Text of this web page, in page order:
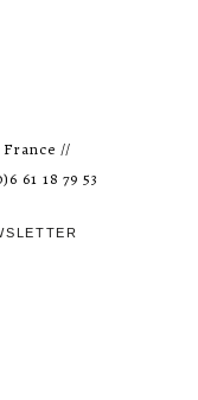
France //
61 18 79 53